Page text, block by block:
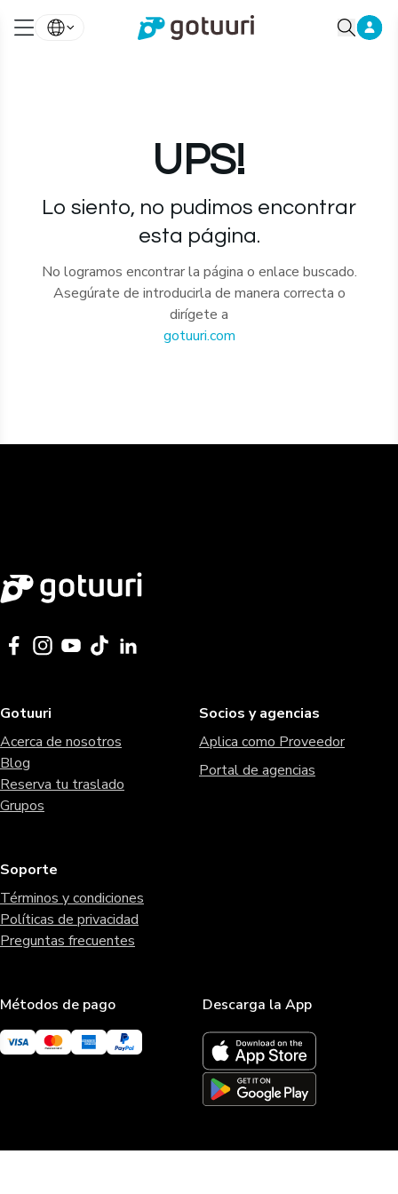
UPS!
Lo siento, no pudimos encontrar
esta página.
No logramos encontrar la página o enlace buscado.
Asegúrate de introducirla de manera correcta o
dirígete a
gotuuri.com
Gotuuri
Acerca de nosotros
Blog
Reserva tu traslado
Grupos
Socios y agencias
Aplica como Proveedor
Portal de agencias
Soporte
Términos y condiciones
Políticas de privacidad
Preguntas frecuentes
Métodos de pago Descarga la App